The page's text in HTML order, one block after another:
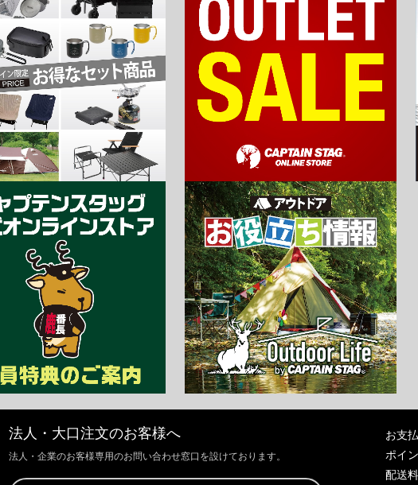
法人・大口注文のお客様へ
法人・企業のお客様専用のお問い合わせ窓口を設けております。
お支
ポイ
配送